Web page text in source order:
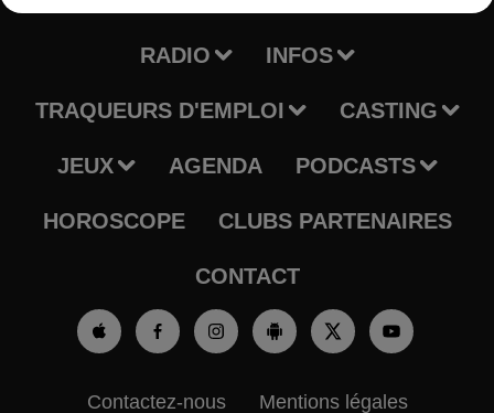
RADIO INFOS
TRAQUEURS D'EMPLOI CASTING
JEUX AGENDA PODCASTS
HOROSCOPE CLUBS PARTENAIRES
CONTACT
Contactez-nous Mentions légales